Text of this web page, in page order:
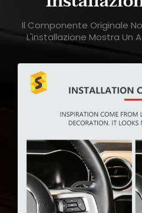
Il Componente Originale
L'installazione Mostra Un